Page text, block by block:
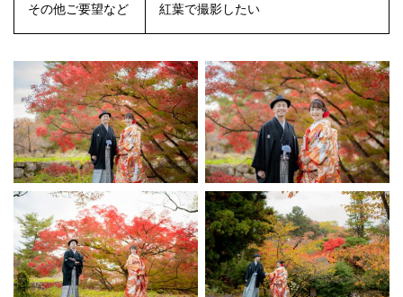
その他ご要望など 紅葉で撮影したい